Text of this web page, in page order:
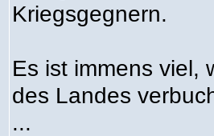
Kriegsgegnern.
Es ist immens viel,
des Landes
...